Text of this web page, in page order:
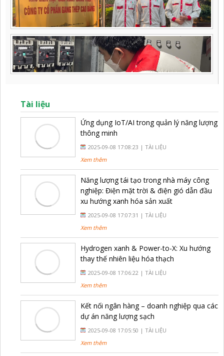
Tài liệu
Ứng dụng IoT/AI trong quản lý năng lượng
thông minh
2025-09-08 17:08:23 | TÀI LIỆU
Xem thêm
Năng lượng tái tạo trong nhà máy công
nghiệp: Điện mặt trời & điện gió dẫn đầu
xu hướng xanh hóa sản xuất
2025-09-08 17:07:31 | TÀI LIỆU
Xem thêm
Hydrogen xanh & Power-to-X: Xu hướng
thay thế nhiên liệu hóa thạch
2025-09-08 17:06:22 | TÀI LIỆU
Xem thêm
Kết nối ngân hàng – doanh nghiệp qua các
dự án năng lượng sạch
2025-09-08 17:05:50 | TÀI LIỆU
Xem thêm